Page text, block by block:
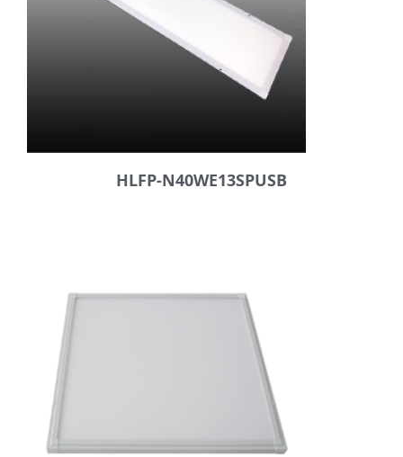
HLFP-N40WE13SPUSB